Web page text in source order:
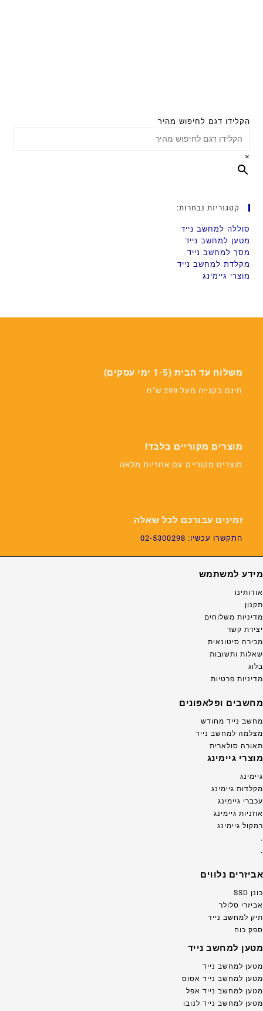
הקלידו דגם לחיפוש מהיר
×
קטגוריות נבחרות:
סוללה למחשב נייד
מטען למחשב נייד
מסך למחשב נייד
מקלדת למחשב נייד
מוצרי גיימינג
משלוח עד הבית (1-5 ימי עסקים)
חינם בקנייה מעל 299 ש"ח
מוצרים מקוריים בלבד!
מוצרים מקוריים עם אחריות מלאה
זמינים עבורכם לכל שאלה
התקשרו עכשיו: 02-5300298
מידע למשתמש
אודותינו
תקנון
מדיניות משלוחים
יצירת קשר
מכירה סיטונאית
שאלות ותשובות
בלוג
מדיניות פרטיות
מחשבים ופלאפונים
מחשב נייד מחודש
מצלמה למחשב נייד
תאורה סולארית
מוצרי גיימינג
גיימינג
מקלדות גיימינג
עכברי גיימינג
אוזניות גיימינג
רמקול גיימינג
.
.
אביזרים נלווים
כונן SSD
אביזרי סלולר
תיק למחשב נייד
ספק כוח
מטען למחשב נייד
מטען למחשב נייד
מטען למחשב נייד אסוס
מטען למחשב נייד אפל
מטען למחשב נייד לנובו